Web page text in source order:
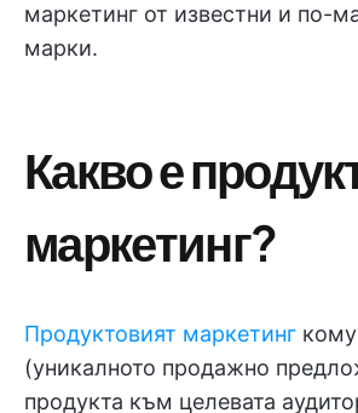
маркетинг от известни и по-
марки.
Какво е
маркетинг?
Продуктовият маркетинг
(уникалното продажно
продукта към целевата